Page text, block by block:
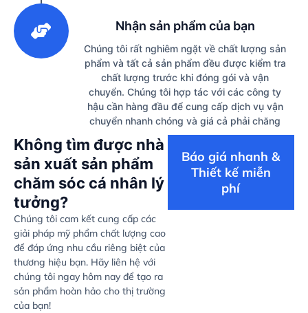
3
Nhận sản phẩm của bạn
Chúng tôi rất nghiêm ngặt về chất lượng sản
phẩm và tất cả sản phẩm đều được kiểm tra
chất lượng trước khi đóng gói và vận
chuyển. Chúng tôi hợp tác với các công ty
hậu cần hàng đầu để cung cấp dịch vụ vận
chuyển nhanh chóng và giá cả phải chăng
Không tìm được nhà
sản xuất sản phẩm
chăm sóc cá nhân lý
tưởng?
Chúng tôi cam kết cung cấp các
giải pháp mỹ phẩm chất lượng cao
để đáp ứng nhu cầu riêng biệt của
thương hiệu bạn. Hãy liên hệ với
chúng tôi ngay hôm nay để tạo ra
sản phẩm hoàn hảo cho thị trường
của bạn!
Báo giá nhanh &
Thiết kế miễn
phí